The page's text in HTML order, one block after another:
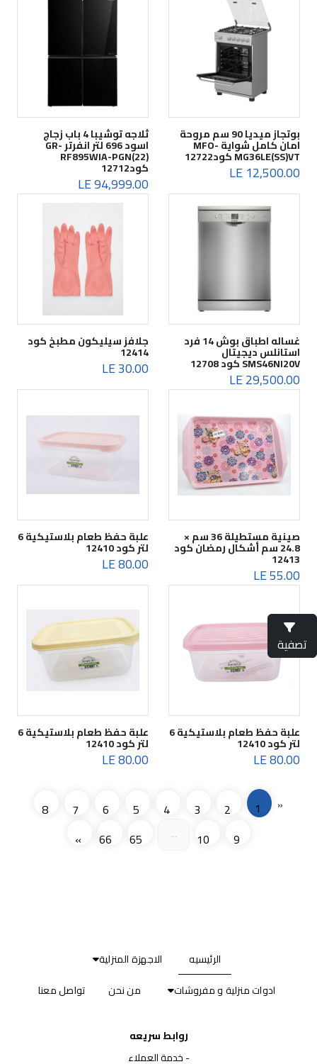
بوتجاز ميديا 90 سم مروحة
امان كامل شواية MFO-
MG36LE(SS)VT كود12722
12,500.00 LE
ثلاجه توشيبا 4 باب زجاج
اسود 696 لتر انفرتر GR-
RF895WIA-PGN(22)
كود12712
94,999.00 LE
غساله اطباق بوش 14 فرد
استانلس ديجيتال
SMS46NI20V كود 12708
29,500.00 LE
جلافز سيليكون مطبخ كود
12414
30.00 LE
صينية مستطيلة 36 سم ×
24.8 سم أشكال رمضان كود
12413
55.00 LE
علبة حفظ طعام بلاستيكية 6
لتر كود 12410
80.00 LE
علبة حفظ طعام بلاستيكية 6
لتر كود 12410
80.00 LE
علبة حفظ طعام بلاستيكية 6
لتر كود 12410
80.00 LE
«
1
2
3
4
5
6
7
8
9
10
...
65
66
»
تصفية
الرئيسيه
الاجهزة المنزلية
ادوات منزلية و مفروشات
من نحن تواصل معنا
روابط سريعه
-خدمة العملاء